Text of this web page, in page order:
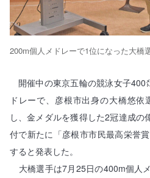
200m個人メドレーで1位になった大橋
開催中の東京五輪の競泳女子
ドレーで、彦根市出身の大橋悠
し、金メダルを獲得した2冠達成の
付で新たに「彦根市市民最高栄誉
すると発表した。
大橋選手は7月25日の400m個人